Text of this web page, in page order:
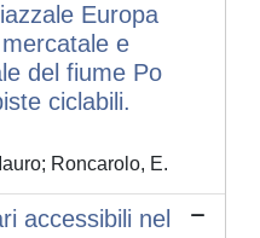
Europa
e
del fiume Po
ciclabili.
Roncarolo, E.
accessibili nel